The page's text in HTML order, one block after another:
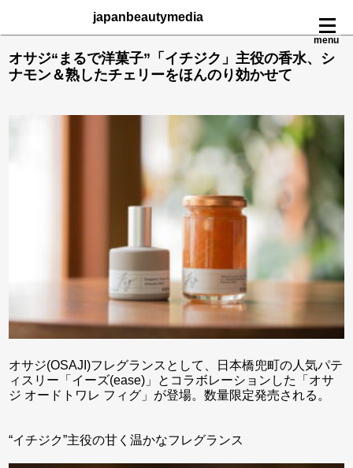
menu
japanbeautymedia
オサジ“まるで洋菓子”「イチジク」主役の香水、シ
ナモン＆熟したチェリーをほんのり効かせて
オサジ(OSAJI)フレグランスとして、日本橋兜町の人気パテ
ィスリー「イーズ(ease)」とコラボレーションした「オサ
ジ オードトワレ フィグ」が登場。数量限定発売される。
“イチジク”主役の甘く温かなフレグランス